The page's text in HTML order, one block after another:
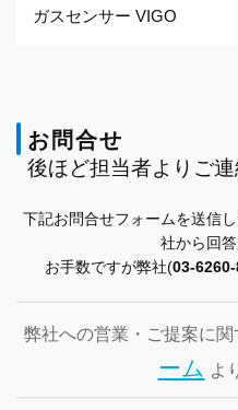
ガスセンサー VIGO
お問合せ
後ほど担当者よりご連
下記お問合せフォームを送信
社から回答
お手数ですが弊社(03-
弊社への営業・ご提案に関
ーム よ